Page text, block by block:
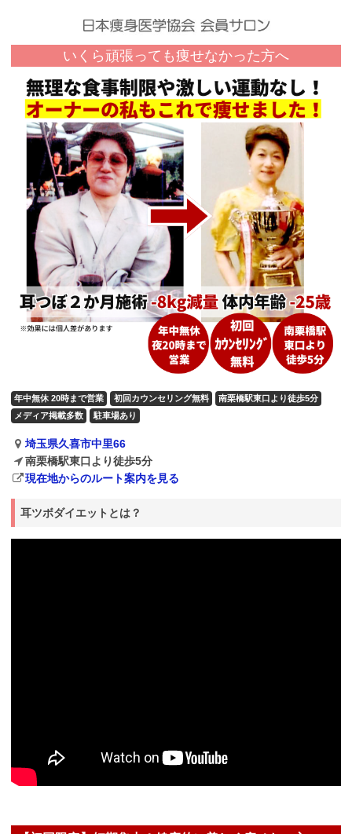
いくら頑張っても痩せなかった方へ
年中無休 20時まで営業 初回カウンセリング無料
南栗橋駅東口より徒歩5分
メディア掲載多数
駐車場あり
埼玉県久喜市中里66
南栗橋駅東口より徒歩5分
現在地からのルート案内を見る
耳ツボダイエットとは？